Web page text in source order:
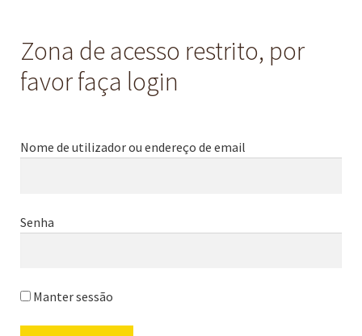
Zona de acesso restrito, por
favor faça login
Nome de utilizador ou endereço de email
Senha
Manter sessão